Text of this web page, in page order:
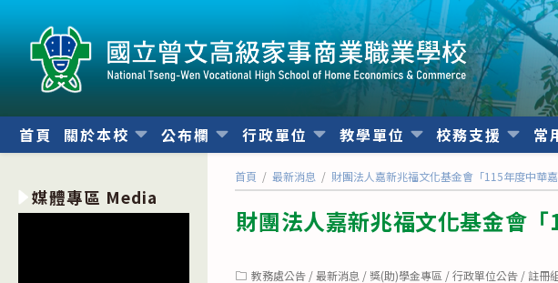
內
首頁 關於本校 公布欄 行政單位 教學單位 校務支援 常
首頁 / 最新消息 / 財團法人嘉新兆福文化基金會「115年度中華嘉
財團法人嘉新兆福文化基金會「
Post教務處公告 / 最新消息 / 獎(助)學金專區 / 行政單位公告 / 註冊
媒體專區 Media